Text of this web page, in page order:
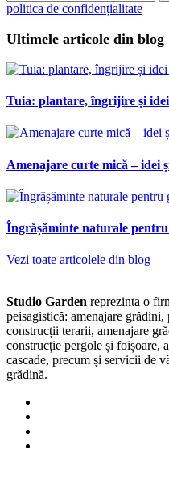
politica de confidențialitate
Ultimele articole din blog
Tuia: plantare, îngrijire și
Amenajare curte mică – idei
Îngrășăminte naturale
Vezi toate articolele din blog
Studio Garden reprezinta o
peisagistică: amenajare
construcții terarii, amenajare
construcție pergole și foișoare,
cascade, precum și servicii de
grădină.